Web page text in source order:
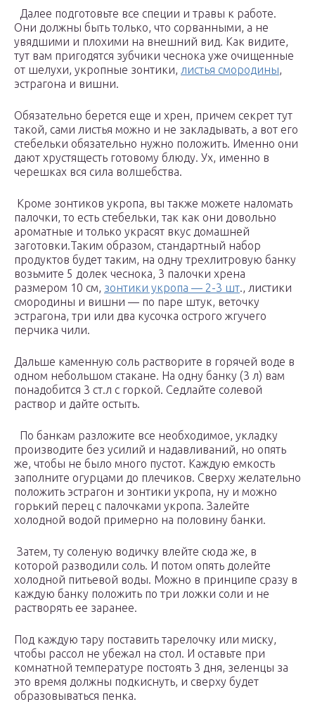
Далее подготовьте все специи и травы к работе.
Они должны быть только, что сорванными, а не
увядшими и плохими на внешний вид. Как видите,
тут вам пригодятся зубчики чеснока уже очищенные
от шелухи, укропные зонтики, листья смородины,
эстрагона и вишни.
Обязательно берется еще и хрен, причем секрет тут
такой, сами листья можно и не закладывать, а вот его
стебельки обязательно нужно положить. Именно они
дают хрустящесть готовому блюду. Ух, именно в
черешках вся сила волшебства.
Кроме зонтиков укропа, вы также можете наломать
палочки, то есть стебельки, так как они довольно
ароматные и только украсят вкус домашней
заготовки.Таким образом, стандартный набор
продуктов будет таким, на одну трехлитровую банку
возьмите 5 долек чеснока, 3 палочки хрена
размером 10 см, зонтики укропа — 2-3 шт., листики
смородины и вишни — по паре штук, веточку
эстрагона, три или два кусочка острого жгучего
перчика чили.
Дальше каменную соль растворите в горячей воде в
одном небольшом стакане. На одну банку (3 л) вам
понадобится 3 ст.л с горкой. Седлайте солевой
раствор и дайте остыть.
По банкам разложите все необходимое, укладку
производите без усилий и надавливаний, но опять
же, чтобы не было много пустот. Каждую емкость
заполните огурцами до плечиков. Сверху желательно
положить эстрагон и зонтики укропа, ну и можно
горький перец с палочками укропа. Залейте
холодной водой примерно на половину банки.
Затем, ту соленую водичку влейте сюда же, в
которой разводили соль. И потом опять долейте
холодной питьевой воды. Можно в принципе сразу в
каждую банку положить по три ложки соли и не
растворять ее заранее.
Под каждую тару поставить тарелочку или миску,
чтобы рассол не убежал на стол. И оставьте при
комнатной температуре постоять 3 дня, зеленцы за
это время должны подкиснуть, и сверху будет
образовываться пенка.